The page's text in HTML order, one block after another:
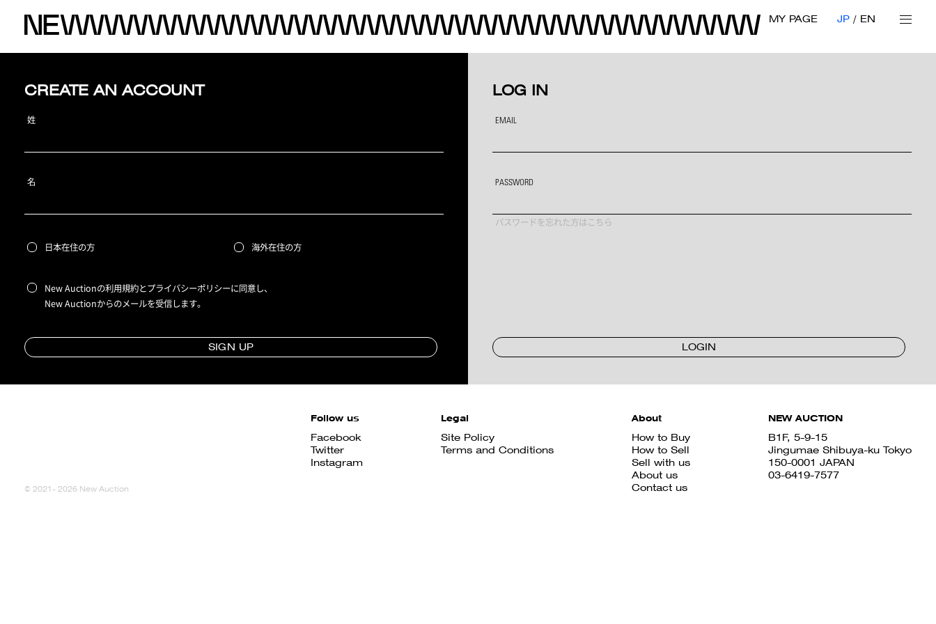
MY PAGE JP EN
CREATE AN ACCOUNT
姓
名
日本在住の方 海外在住の方
New Auctionの利用規約とプライバシーポリシーに同意し、
New Auctionからのメールを受信します。
SIGN UP
LOG IN
EMAIL
PASSWORD
パスワードを忘れた方はこちら
LOGIN
Follow us
Facebook
Twitter
Instagram
Legal
Site Policy
Terms and Conditions
About
How to Buy
How to Sell
Sell with us
About us
Contact us
NEW AUCTION
B1F, 5-9-15
Jingumae Shibuya-ku Tokyo
150-0001 JAPAN
03-6419-7577
© 2021- 2026 New Auction